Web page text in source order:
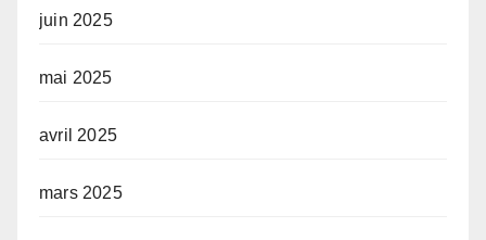
juin 2025
mai 2025
avril 2025
mars 2025